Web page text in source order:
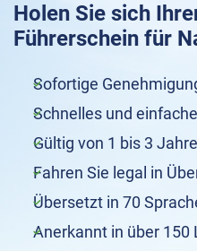
Holen Sie sich
Führerschein für
Sofortige
Schnelles und
Gültig von 1 bis 3
Fahren Sie legal in
Übersetzt in 70
Anerkannt in über 150